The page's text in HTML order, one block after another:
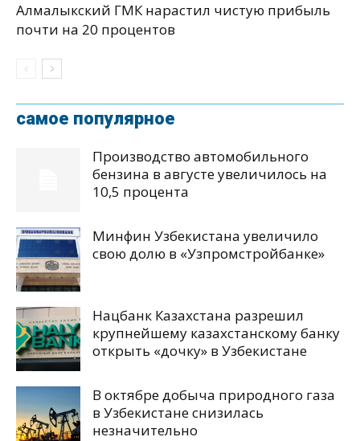
Алмалыкский ГМК нарастил чистую прибыль
почти на 20 процентов
самое популярное
Производство автомобильного
бензина в августе увеличилось на
10,5 процента
Минфин Узбекистана увеличило
свою долю в «Узпромстройбанке»
Нацбанк Казахстана разрешил
крупнейшему казахстанскому банку
открыть «дочку» в Узбекистане
В октябре добыча природного газа
в Узбекистане снизилась
незначительно